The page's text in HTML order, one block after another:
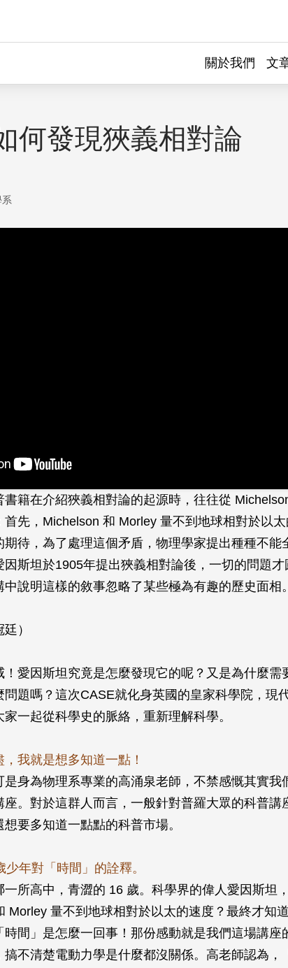
關於我們 文
何發現狹義相對論
籍在介紹狹義相對論的起源時，往往從
先，Michelson 和 Morley 量不到地球相對於以太
待，為了處理這個矛盾，物理學家提出種種不能
斯坦於1905年提出狹義相對論後，一切的問題才
說明這樣的敘事忽略了某些極為有趣的歷史面相。
）
愛因斯坦究竟是怎麼發現它的呢？又是為什麼需
題嗎？這次CASE就化身英國的皇家科學院，現
一起從科學史的脈絡，重新理解科學。
我就是想多知道一點！
身為物理系專業的高涌泉老師，不禁感慨其實我
。對於這群人而言，一般針對普羅大眾的科普講
要多知道一點點的科普市場。
年對「時間」的詮釋。
所高中，青澀的 16 歲。科學界的偉人愛因斯坦
Morley 量不到地球相對於以太的速度？最終才知
間」是怎麼一回事！那份感動就是我們這場講座
不清楚電動力學是什麼都沒關係。高老師認為，